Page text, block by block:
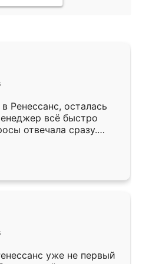
Ренессанс, осталась
всё быстро
отвечала сразу.
субботу, подошёл к
Собрали
аккуратно, даже
уже не первый